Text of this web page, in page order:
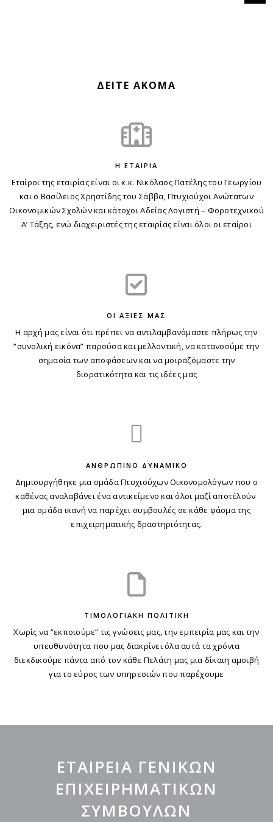
ΔΕΙΤΕ ΑΚΟΜΑ
Η ΕΤΑΙΡΙΑ
Εταίροι της εταιρίας είναι οι κ.κ. Νικόλαος Πατέλης του Γεωργίου
και ο Βασίλειος Χρηστίδης του Σάββα, Πτυχιούχοι Ανώτατων
Οικονομικών Σχολών και κάτοχοι Αδείας Λογιστή – Φοροτεχνικού
Α’ Τάξης, ενώ διαχειριστές της εταιρίας είναι όλοι οι εταίροι
ΟΙ ΑΞΙΕΣ ΜΑΣ
Η αρχή μας είναι ότι πρέπει να αντιλαμβανόμαστε πλήρως την
“συνολική εικόνα” παρούσα και μελλοντική, να κατανοούμε την
σημασία των αποφάσεων και να μοιραζόμαστε την
διορατικότητα και τις ιδέες μας
ΑΝΘΡΩΠΙΝΟ ΔΥΝΑΜΙΚΟ
Δημιουργήθηκε μια ομάδα Πτυχιούχων Οικονομολόγων που ο
καθένας αναλαβάνει ένα αντικείμενο και όλοι μαζί αποτέλούν
μια ομάδα ικανή να παρέχει συμβουλές σε κάθε φάσμα της
επιχειρηματικής δραστηριότητας.
ΤΙΜΟΛΟΓΙΑΚΗ ΠΟΛΙΤΙΚΗ
Χωρίς να “εκποιούμε” τις γνώσεις μας, την εμπειρία μας και την
υπευθυνότητα που μας διακρίνει όλα αυτά τα χρόνια
διεκδικούμε πάντα από τον κάθε Πελάτη μας μια δίκαιη αμοιβή
για το εύρος των υπηρεσιών που παρέχουμε
ΕΤΑΙΡΕΙΑ ΓΕΝΙΚΩΝ
ΕΠΙΧΕΙΡΗΜΑΤΙΚΩΝ
ΣΥΜΒΟΥΛΩΝ